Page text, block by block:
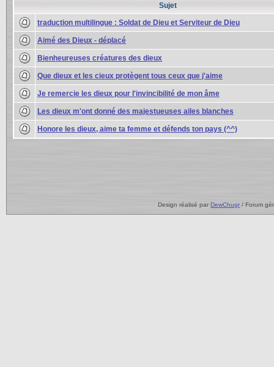
Sujet
traduction multilingue : Soldat de Dieu et Serviteur de Dieu
Aimé des Dieux - déplacé
Bienheureuses créatures des dieux
Que dieux et les cieux protègent tous ceux que j'aime
Je remercie les dieux pour l'invincibilité de mon âme
Les dieux m'ont donné des majestueuses ailes blanches
Honore les dieux, aime ta femme et défends ton pays (^^)
Design réalisé par DewChugr / Forum